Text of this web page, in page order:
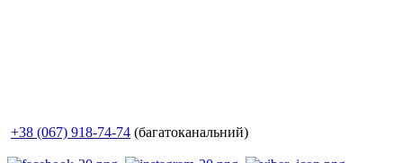
+38 (067) 918-74-74 (багатоканальний)